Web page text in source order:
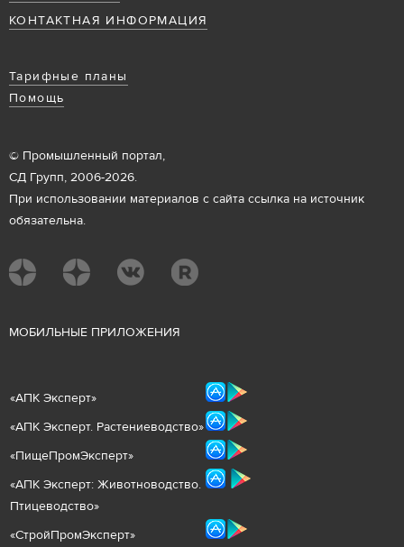
КОНТАКТНАЯ ИНФОРМАЦИЯ
Тарифные планы
Помощь
© Промышленный портал,
СД Групп, 2006-2026.
При использовании материалов с сайта ссылка на источник
обязательна.
МОБИЛЬНЫЕ ПРИЛОЖЕНИЯ
«АПК Эксперт»
«АПК Эксперт. Растениеводство»
«ПищеПромЭксперт»
«АПК Эксперт: Животноводство.
Птицеводство»
«СтройПромЭксперт»